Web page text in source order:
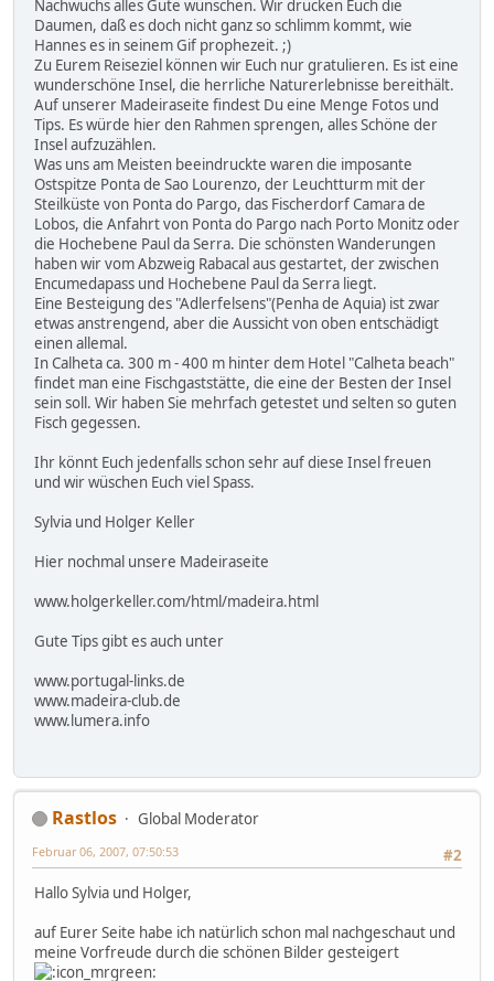
Nachwuchs alles Gute wünschen. Wir drücken Euch die
Daumen, daß es doch nicht ganz so schlimm kommt, wie
Hannes es in seinem Gif prophezeit. ;)
Zu Eurem Reiseziel können wir Euch nur gratulieren. Es ist eine
wunderschöne Insel, die herrliche Naturerlebnisse bereithält.
Auf unserer Madeiraseite findest Du eine Menge Fotos und
Tips. Es würde hier den Rahmen sprengen, alles Schöne der
Insel aufzuzählen.
Was uns am Meisten beeindruckte waren die imposante
Ostspitze Ponta de Sao Lourenzo, der Leuchtturm mit der
Steilküste von Ponta do Pargo, das Fischerdorf Camara de
Lobos, die Anfahrt von Ponta do Pargo nach Porto Monitz oder
die Hochebene Paul da Serra. Die schönsten Wanderungen
haben wir vom Abzweig Rabacal aus gestartet, der zwischen
Encumedapass und Hochebene Paul da Serra liegt.
Eine Besteigung des "Adlerfelsens"(Penha de Aquia) ist zwar
etwas anstrengend, aber die Aussicht von oben entschädigt
einen allemal.
In Calheta ca. 300 m - 400 m hinter dem Hotel "Calheta beach"
findet man eine Fischgaststätte, die eine der Besten der Insel
sein soll. Wir haben Sie mehrfach getestet und selten so guten
Fisch gegessen.
Ihr könnt Euch jedenfalls schon sehr auf diese Insel freuen
und wir wüschen Euch viel Spass.
Sylvia und Holger Keller
Hier nochmal unsere Madeiraseite
www.holgerkeller.com/html/madeira.html
Gute Tips gibt es auch unter
www.portugal-links.de
www.madeira-club.de
www.lumera.info
Rastlos
Global Moderator
#2
Februar 06, 2007, 07:50:53
Hallo Sylvia und Holger,
auf Eurer Seite habe ich natürlich schon mal nachgeschaut und
meine Vorfreude durch die schönen Bilder gesteigert